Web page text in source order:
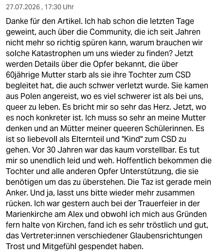
27.07.2026 , 17:30 Uhr
Danke für den Artikel. Ich hab schon die letzten Tage
geweint, auch über die Community, die ich seit Jahren
nicht mehr so richtig spüren kann, warum brauchen wir
solche Katastrophen um uns wieder zu finden? Jetzt
werden Details über die Opfer bekannt, die über
60jährige Mutter starb als sie ihre Tochter zum CSD
begleitet hat, die auch schwer verletzt wurde. Sie kamen
aus Polen angereist, wo es viel schwerer ist als bei uns,
queer zu leben. Es bricht mir so sehr das Herz. Jetzt, wo
es noch konkreter ist. Ich muss so sehr an meine Mutter
denken und an Mütter meiner queeren Schülerinnen. Es
ist so liebevoll als Elternteil und "Kind" zum CSD zu
gehen. Vor 30 Jahren war das kaum vorstellbar. Es tut
mir so unendlich leid und weh. Hoffentlich bekommen die
Tochter und alle anderen Opfer Unterstützung, die sie
benötigen um das zu überstehen. Die Taz ist gerade mein
Anker. Und ja, lasst uns bitte wieder mehr zusammen
rücken. Ich war gestern auch bei der Trauerfeier in der
Marienkirche am Alex und obwohl ich mich aus Gründen
fern halte von Kirchen, fand ich es sehr tröstlich und gut,
das Vertreter:innen verschiedener Glaubensrichtungen
Trost und Mitgefühl gespendet haben.